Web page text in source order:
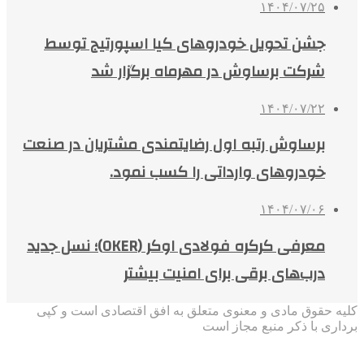
۱۴۰۴/۰۷/۲۵
جشن تحویل خودروهای کیا اسپورتیج توسط
شرکت برساوش در مهرماه برگزار شد
۱۴۰۴/۰۷/۲۲
برساوش رتبه اول رضایتمندی مشتریان در صنعت
خودروهای وارداتی را کسب نمود.
۱۴۰۴/۰۷/۰۶
معرفی کرکره فولادی اوکر (OKER)؛ نسل جدید
درب‌های برقی برای امنیت بیشتر
کلیه حقوق مادی و معنوی متعلق به افق اقتصادی است و کپی
برداری با ذکر منبع مجاز است